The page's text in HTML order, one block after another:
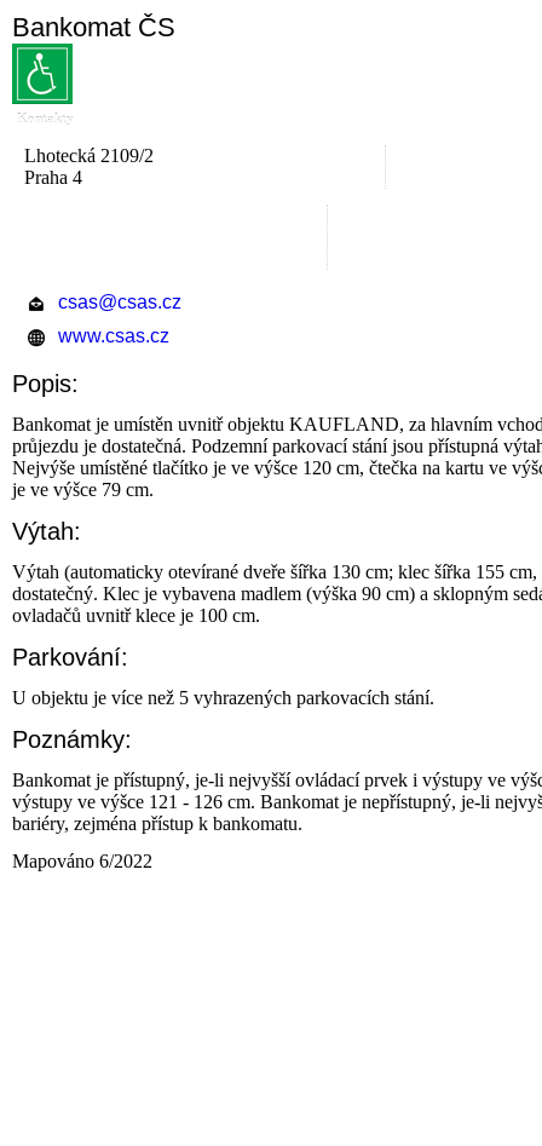
Bankomat ČS
Kontakty
Lhotecká 2109/2
Praha 4
csas@csas.cz
www.csas.cz
Popis:
Bankomat je umístěn uvnitř objektu KAUFLAND, za hlavním
průjezdu je dostatečná. Podzemní parkovací stání jsou přístupná
Nejvýše umístěné tlačítko je ve výšce 120 cm, čtečka na kartu ve
je ve výšce 79 cm.
Výtah:
Výtah (automaticky otevírané dveře šířka 130 cm; klec šířka 155
dostatečný. Klec je vybavena madlem (výška 90 cm) a sklopným
ovladačů uvnitř klece je 100 cm.
Parkování:
U objektu je více než 5 vyhrazených parkovacích stání.
Poznámky:
Bankomat je přístupný, je-li nejvyšší ovládací prvek i výstupy ve
výstupy ve výšce 121 - 126 cm. Bankomat je nepřístupný, je-li
bariéry, zejména přístup k bankomatu.
Mapováno 6/2022